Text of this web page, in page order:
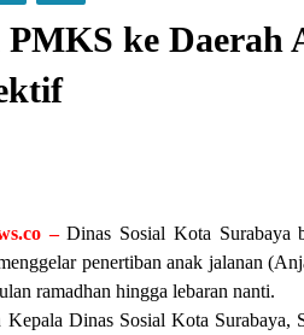
PMKS ke Daerah
–Dinas Sosial Kota Surabaya
penertiban anak jalanan
ramadhan hingga lebaran nanti.
Kepala Dinas Sosial Kota Surabaya,